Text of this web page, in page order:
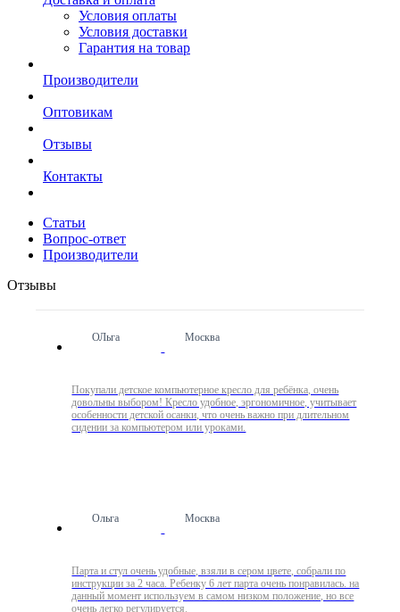
Условия оплаты
Условия доставки
Гарантия на товар
Производители
Оптовикам
Отзывы
Контакты
Статьи
Вопрос-ответ
Производители
Отзывы
ОЛьга Москва
Покупали детское компьютерное кресло для ребёнка, очень
довольны выбором! Кресло удобное, эргономичное, учитывает
особенности детской осанки, что очень важно при длительном
сидении за компьютером или уроками.
Ольга Москва
Парта и стул очень удобные, взяли в сером цвете, собрали по
инструкции за 2 часа. Ребенку 6 лет парта очень понравилась. на
данный момент используем в самом низком положение, но все
очень легко регулируется.